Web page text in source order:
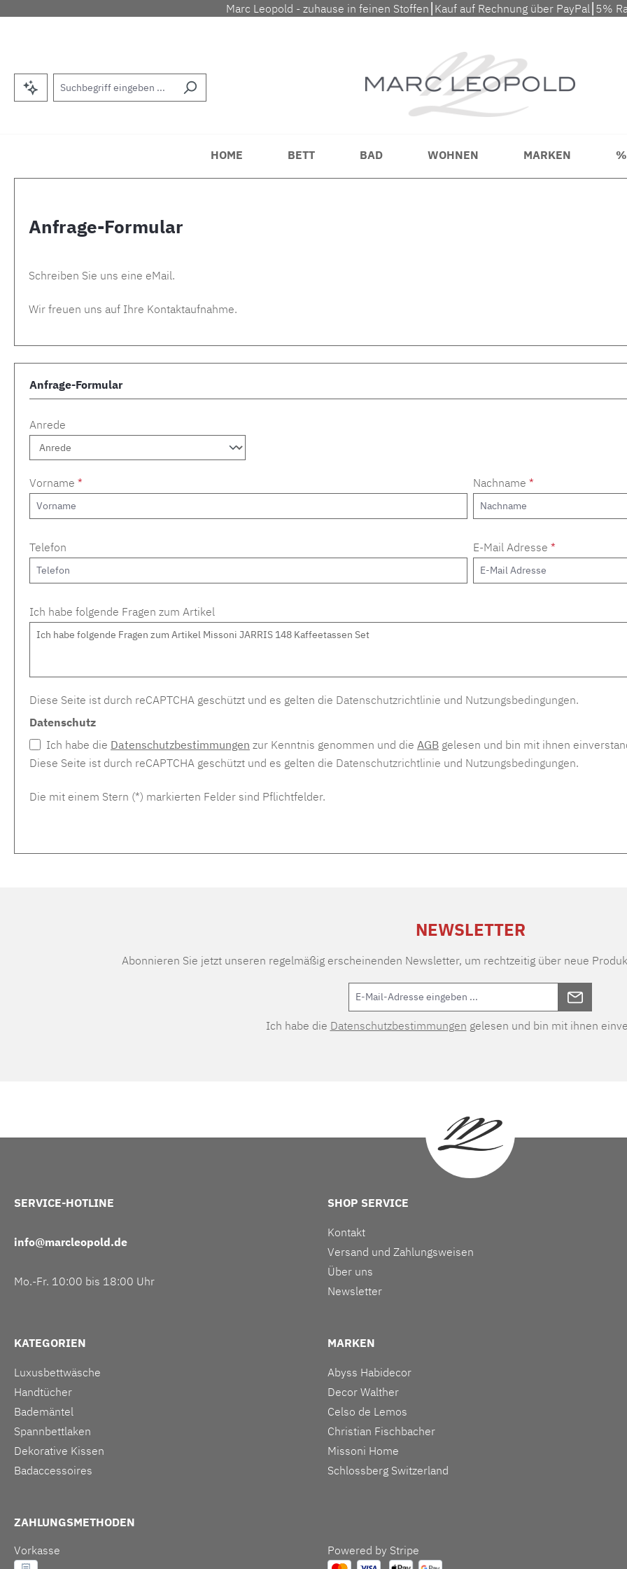
Hauptinhalt springen
Zur Suche springen
Zur Hauptnavigation springen
Marc Leopold - zuhause in feinen Stoffen⎮Kauf auf Rechnung über PayPal⎮5%
HOME BETT BAD WOHNEN MARKEN
Anfrage-Formular
Schreiben Sie uns eine eMail.
Wir freuen uns auf Ihre Kontaktaufnahme.
Anfrage-Formular
Anrede
Vorname * Nachname *
Telefon E-Mail Adresse *
Ich habe folgende Fragen zum Artikel
Diese Seite ist durch reCAPTCHA geschützt und es gelten die Datenschutzrichtlinie und Nutzungsbedingungen.
Datenschutz
Ich habe die Datenschutzbestimmungen zur Kenntnis genommen und die AGB gelesen und bin mit ihnen
Diese Seite ist durch reCAPTCHA geschützt und es gelten die Datenschutzrichtlinie und Nutzungsbedingungen.
Die mit einem Stern (*) markierten Felder sind Pflichtfelder.
NEWSLETTER
Abonnieren Sie jetzt unseren regelmäßig erscheinenden Newsletter, um rechtzeitig über neue
Ich habe die Datenschutzbestimmungen gelesen und bin mit ihnen
SERVICE-HOTLINE
info@marcleopold.de
Mo.-Fr. 10:00 bis 18:00 Uhr
SHOP SERVICE
Kontakt
Versand und Zahlungsweisen
Über uns
Newsletter
KATEGORIEN
Luxusbettwäsche
Handtücher
Bademäntel
Spannbettlaken
Dekorative Kissen
Badaccessoires
MARKEN
Abyss Habidecor
Decor Walther
Celso de Lemos
Christian Fischbacher
Missoni Home
Schlossberg Switzerland
ZAHLUNGSMETHODEN
Vorkasse
Powered by Stripe